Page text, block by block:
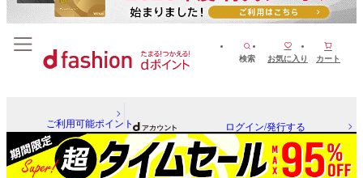
検索 お気に入り カート
ご利用可能ポイント ログイン/発行する